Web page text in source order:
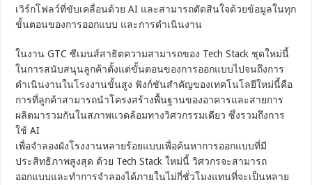
เวิร์กโฟลว์ที่ขับเคลื่อนด้วย AI และสามารถตัดสินใจด้วยข้อมูลในทุก
ขั้นตอนของการออกแบบ และการดำเนินงาน
ในงาน GTC ซีเมนส์สาธิตความสามารถของ Tech Stack ชุดใหม่นี้
ในการสนับสนุนลูกค้าตั้งแต่ขั้นตอนของการออกแบบไปจนถึงการ
ดำเนินงานในโรงงานขั้นสูง ฟังก์ชันสำคัญของเทคโนโลยีใหม่นี้คือ
การที่ลูกค้าสามารถนำโครงสร้างพื้นฐานของอาคารและสายการ
ผลิตมารวมกันในสภาพแวดล้อมทางวิศวกรรมเดียว ซึ่งรวมถึงการ
ใช้ AI
เพื่อจำลองผังโรงงานหลายร้อยแบบเพื่อค้นหาการออกแบบที่มี
ประสิทธิภาพสูงสุด ด้วย Tech Stack ใหม่นี้ วิศวกรจะสามารถ
ออกแบบและทำการจำลองได้ภายในไม่กี่ชั่วโมงแทนที่จะเป็นหลาย